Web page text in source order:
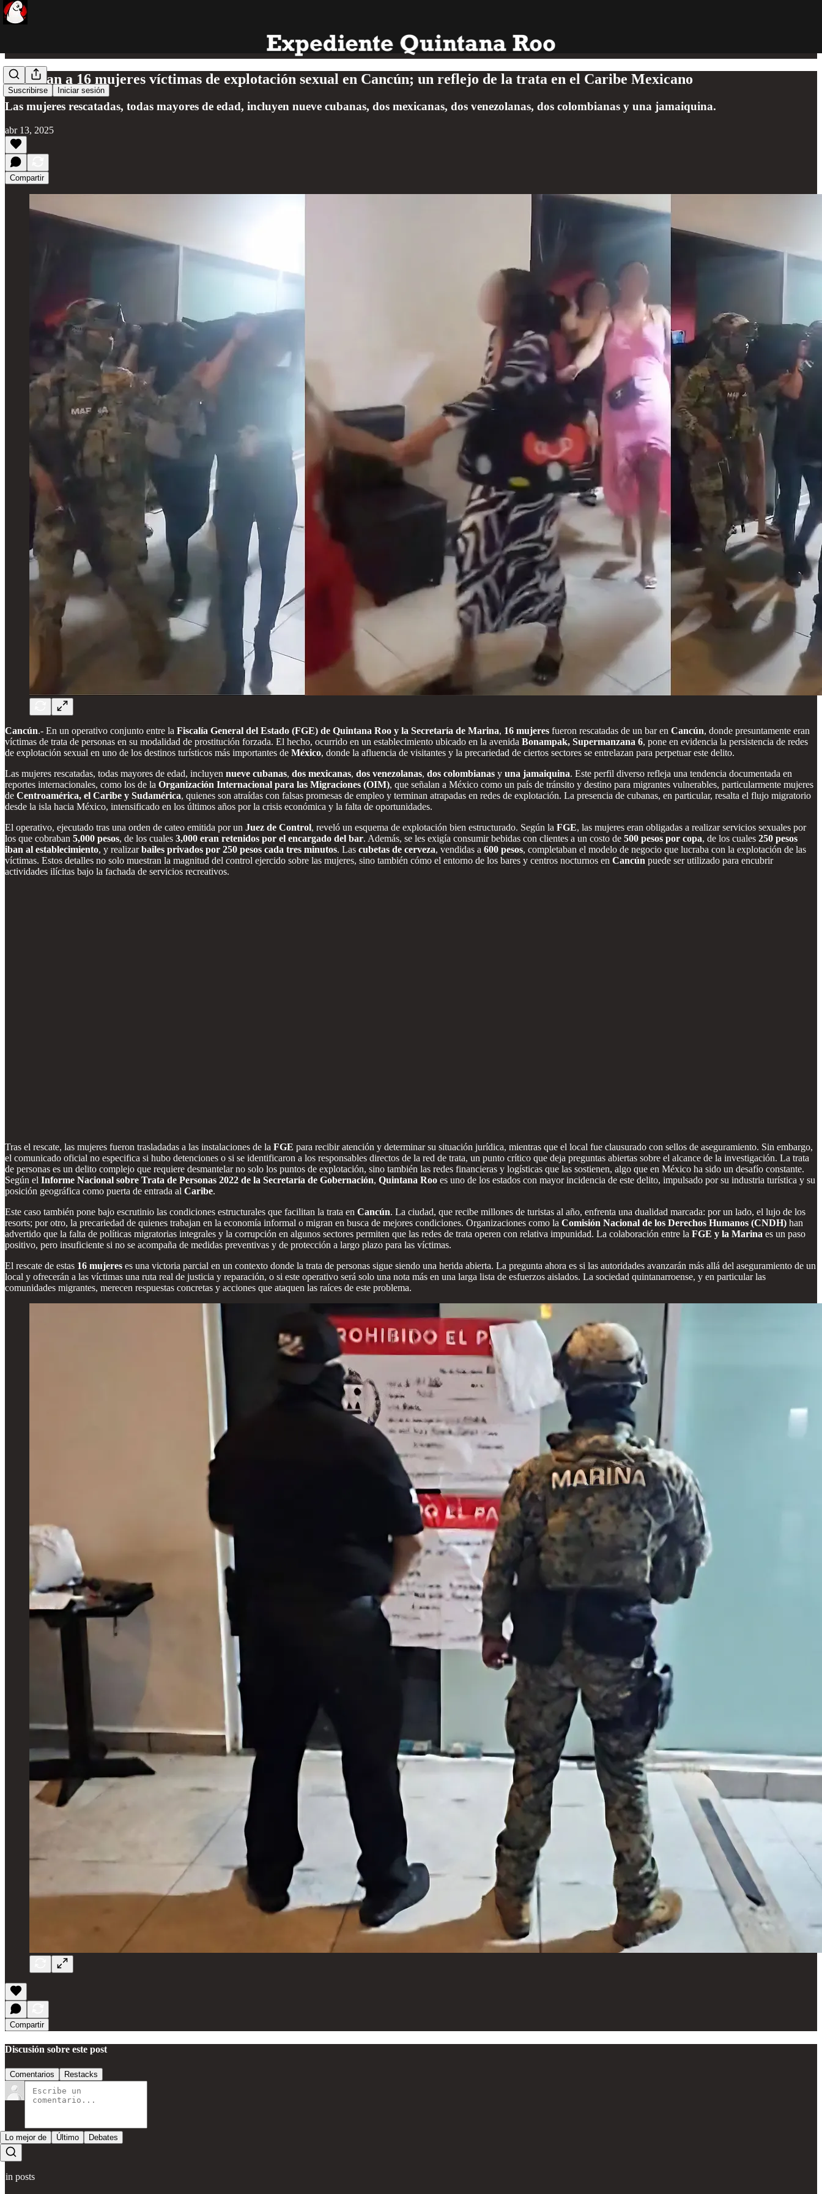
Suscribirse Iniciar sesión
Rescatan a 16 mujeres víctimas de explotación sexual en Cancún; un reflejo de la trata en el Caribe Mexicano
Las mujeres rescatadas, todas mayores de edad, incluyen nueve cubanas, dos mexicanas, dos venezolanas, dos colombianas y una jamaiquina.
abr 13, 2025
Compartir
Cancún.- En un operativo conjunto entre la Fiscalía General del Estado (FGE) de Quintana Roo y la Secretaría de Marina, 16 mujeres fueron rescatadas de un bar en Cancún, donde presuntamente eran
víctimas de trata de personas en su modalidad de prostitución forzada. El hecho, ocurrido en un establecimiento ubicado en la avenida Bonampak, Supermanzana 6, pone en evidencia la persistencia de redes
de explotación sexual en uno de los destinos turísticos más importantes de México, donde la afluencia de visitantes y la precariedad de ciertos sectores se entrelazan para perpetuar este delito.
Las mujeres rescatadas, todas mayores de edad, incluyen nueve cubanas, dos mexicanas, dos venezolanas, dos colombianas y una jamaiquina. Este perfil diverso refleja una tendencia documentada en
reportes internacionales, como los de la Organización Internacional para las Migraciones (OIM), que señalan a México como un país de tránsito y destino para migrantes vulnerables, particularmente mujeres
de Centroamérica, el Caribe y Sudamérica, quienes son atraídas con falsas promesas de empleo y terminan atrapadas en redes de explotación. La presencia de cubanas, en particular, resalta el flujo migratorio
desde la isla hacia México, intensificado en los últimos años por la crisis económica y la falta de oportunidades.
El operativo, ejecutado tras una orden de cateo emitida por un Juez de Control, reveló un esquema de explotación bien estructurado. Según la FGE, las mujeres eran obligadas a realizar servicios sexuales por
los que cobraban 5,000 pesos, de los cuales 3,000 eran retenidos por el encargado del bar. Además, se les exigía consumir bebidas con clientes a un costo de 500 pesos por copa, de los cuales 250 pesos
iban al establecimiento, y realizarbailes privados por 250 pesos cada tres minutos. Las cubetas de cerveza, vendidas a 600 pesos, completaban el modelo de negocio que lucraba con la explotación de las
víctimas. Estos detalles no solo muestran la magnitud del control ejercido sobre las mujeres, sino también cómo el entorno de los bares y centros nocturnos en Cancún puede ser utilizado para encubrir
actividades ilícitas bajo la fachada de servicios recreativos.
Tras el rescate, las mujeres fueron trasladadas a las instalaciones de la FGE para recibir atención y determinar su situación jurídica, mientras que el local fue clausurado con sellos de aseguramiento. Sin embargo,
el comunicado oficial no especifica si hubo detenciones o si se identificaron a los responsables directos de la red de trata, un punto crítico que deja preguntas abiertas sobre el alcance de la investigación. La trata
de personas es un delito complejo que requiere desmantelar no solo los puntos de explotación, sino también las redes financieras y logísticas que las sostienen, algo que en México ha sido un desafío constante.
Según el Informe Nacional sobre Trata de Personas 2022 de la Secretaría de Gobernación, Quintana Roo es uno de los estados con mayor incidencia de este delito, impulsado por su industria turística y su
posición geográfica como puerta de entrada al Caribe.
Este caso también pone bajo escrutinio las condiciones estructurales que facilitan la trata en Cancún. La ciudad, que recibe millones de turistas al año, enfrenta una dualidad marcada: por un lado, el lujo de los
resorts; por otro, la precariedad de quienes trabajan en la economía informal o migran en busca de mejores condiciones. Organizaciones como la Comisión Nacional de los Derechos Humanos (CNDH) han
advertido que la falta de políticas migratorias integrales y la corrupción en algunos sectores permiten que las redes de trata operen con relativa impunidad. La colaboración entre la FGE y la Marina es un paso
positivo, pero insuficiente si no se acompaña de medidas preventivas y de protección a largo plazo para las víctimas.
El rescate de estas 16 mujeres es una victoria parcial en un contexto donde la trata de personas sigue siendo una herida abierta. La pregunta ahora es si las autoridades avanzarán más allá del aseguramiento de un
local y ofrecerán a las víctimas una ruta real de justicia y reparación, o si este operativo será solo una nota más en una larga lista de esfuerzos aislados. La sociedad quintanarroense, y en particular las
comunidades migrantes, merecen respuestas concretas y acciones que ataquen las raíces de este problema.
Compartir
Discusión sobre este post
Comentarios Restacks
Lo mejor de Último Debates
Sin posts